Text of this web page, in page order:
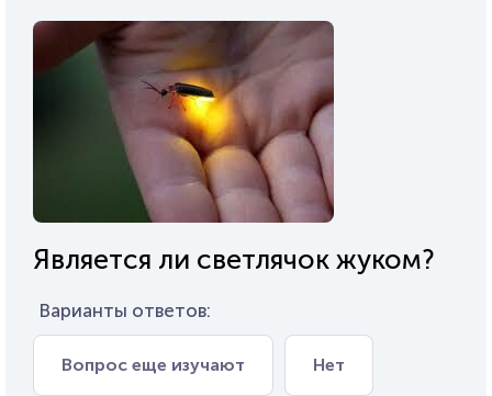
Является ли светлячок жуком?
Варианты ответов:
Вопрос еще изучают Нет